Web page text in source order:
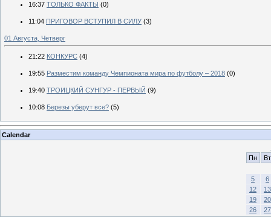
16:37 ТОЛЬКО ФАКТЫ (0)
11:04 ПРИГОВОР ВСТУПИЛ В СИЛУ (3)
01 Августа, Четверг
21:22 КОНКУРС (4)
19:55 Разместим команду Чемпионата мира по футболу – 2018 (0)
19:40 ТРОИЦКИЙ СУНГУР - ПЕРВЫЙ (9)
10:08 Березы уберут все? (5)
Calendar
Пн
Вт
5
6
12
13
19
20
26
27